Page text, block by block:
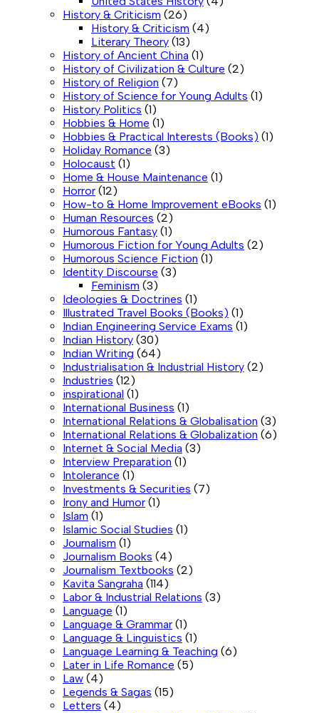
History & Criticism (26)
History & Criticism (4)
Literary Theory (13)
History of Ancient China (1)
History of Civilization & Culture (2)
History of Religion (7)
History of Science for Young Adults (1)
History Politics (1)
Hobbies & Home (1)
Hobbies & Practical Interests (Books) (1)
Holiday Romance (3)
Holocaust (1)
Home & House Maintenance (1)
Horror (12)
How-to & Home Improvement eBooks (1)
Human Resources (2)
Humorous Fantasy (1)
Humorous Fiction for Young Adults (2)
Humorous Science Fiction (1)
Identity Discourse (3)
Feminism (3)
Ideologies & Doctrines (1)
Illustrated Travel Books (Books) (1)
Indian Engineering Service Exams (1)
Indian History (30)
Indian Writing (64)
Industrialisation & Industrial History (2)
Industries (12)
inspirational (1)
International Business (1)
International Relations & Globalisation (3)
International Relations & Globalization (6)
Internet & Social Media (3)
Interview Preparation (1)
Intolerance (1)
Investments & Securities (7)
Irony and Humor (1)
Islam (1)
Islamic Social Studies (1)
Journalism (1)
Journalism Books (4)
Journalism Textbooks (2)
Kavita Sangraha (114)
Labor & Industrial Relations (3)
Language (1)
Language & Grammar (1)
Language & Linguistics (1)
Language Learning & Teaching (6)
Later in Life Romance (5)
Law (4)
Legends & Sagas (15)
Letters (4)